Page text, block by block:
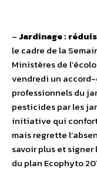
– Jardinage :
le cadre de la
Ministères de
vendredi un
professionnels du
pesticides par les
initiative qui
mais regrette
savoir plus et
du plan Ecophyto